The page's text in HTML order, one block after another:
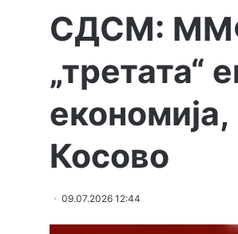
СДСМ: ММФ
„третата“
Косово
09.07.2026 12:44